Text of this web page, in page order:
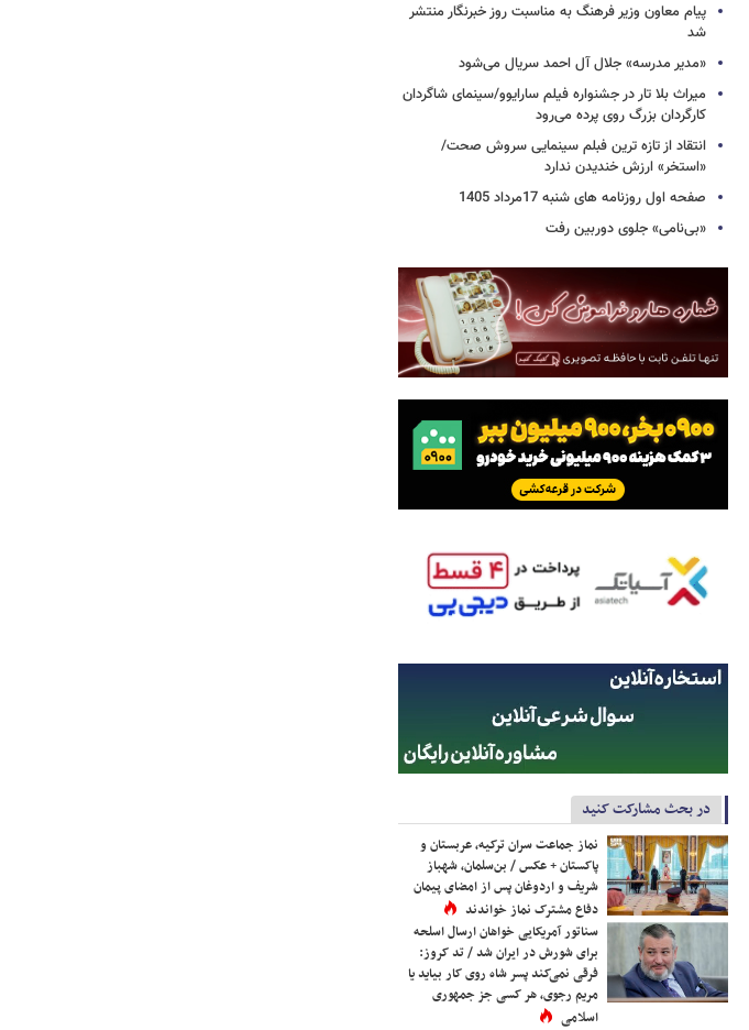
پیام معاون وزیر فرهنگ به مناسبت روز خبرنگار منتشر
شد
«مدیر مدرسه» جلال آل احمد سریال می‌شود
میراث بلا تار در جشنواره فیلم سارایوو/سینمای شاگردان
کارگردان بزرگ روی پرده می‌رود
انتقاد از تازه ترین فبلم سینمایی سروش صحت/
«استخر» ارزش خندیدن ندارد
صفحه اول روزنامه های شنبه 17مرداد 1405
«بی‌نامی» جلوی دوربین رفت
در بحث مشارکت کنید
نماز جماعت سران ترکیه، عربستان و
پاکستان + عکس / بن‌سلمان، شهباز
شریف و اردوغان پس از امضای پیمان
دفاع مشترک نماز خواندند
سناتور آمریکایی خواهان ارسال اسلحه
برای شورش در ایران شد / تد کروز:
فرقی نمی‌کند پسر شاه روی کار بیاید یا
مریم رجوی، هر کسی جز جمهوری
اسلامی